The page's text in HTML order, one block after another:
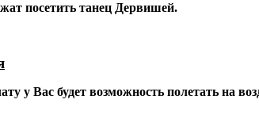
посетить танец Дервишей.
у Вас будет возможность полетать на